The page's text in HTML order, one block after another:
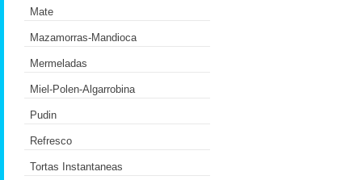
Mate
Mazamorras-Mandioca
Mermeladas
Miel-Polen-Algarrobina
Pudin
Refresco
Tortas Instantaneas